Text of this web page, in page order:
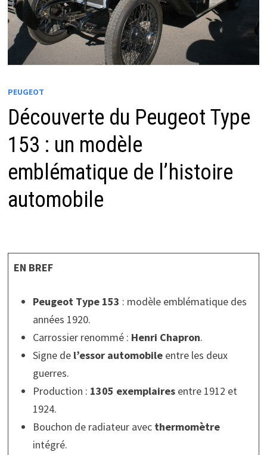
PEUGEOT
Découverte du Peugeot Type
153 : un modèle
emblématique de l’histoire
automobile
EN BREF
Peugeot Type 153 : modèle emblématique des
années 1920.
Carrossier renommé : Henri Chapron.
Signe de l’essor automobileentre les deux
guerres.
Production : 1305 exemplairesentre 1912 et
1924.
Bouchon de radiateur avec thermomètre
intégré.